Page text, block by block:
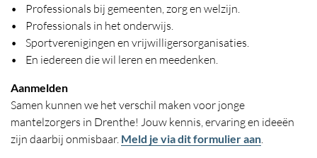
• Professionals bij gemeenten, zorg en welzijn.
• Professionals in het onderwijs.
• Sportverenigingen en vrijwilligersorganisaties.
• En iedereen die wil leren en meedenken.
Aanmelden
Samen kunnen we het verschil maken voor jonge
mantelzorgers in Drenthe! Jouw kennis, ervaring en ideeën
zijn daarbij onmisbaar. Meld je via dit formulier aan